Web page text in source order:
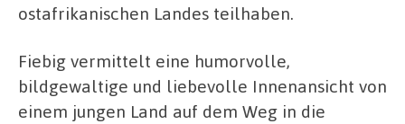
ostafrikanischen Landes teilhaben.
Fiebig vermittelt eine humorvolle,
bildgewaltige und liebevolle Innenansicht von
einem jungen Land auf dem Weg in die